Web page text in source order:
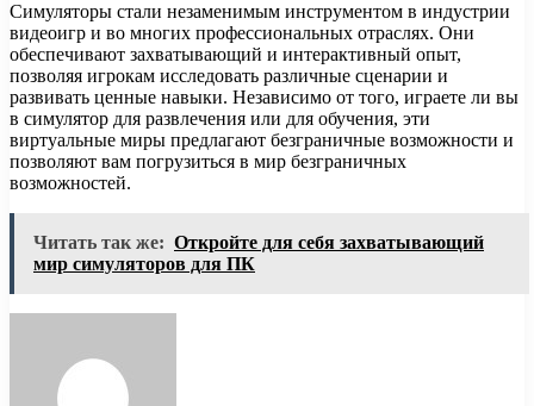
Симуляторы стали незаменимым инструментом в индустрии
видеоигр и во многих профессиональных отраслях. Они
обеспечивают захватывающий и интерактивный опыт,
позволяя игрокам исследовать различные сценарии и
развивать ценные навыки. Независимо от того, играете ли вы
в симулятор для развлечения или для обучения, эти
виртуальные миры предлагают безграничные возможности и
позволяют вам погрузиться в мир безграничных
возможностей.
Читать так же: Откройте для себя захватывающий
мир симуляторов для ПК